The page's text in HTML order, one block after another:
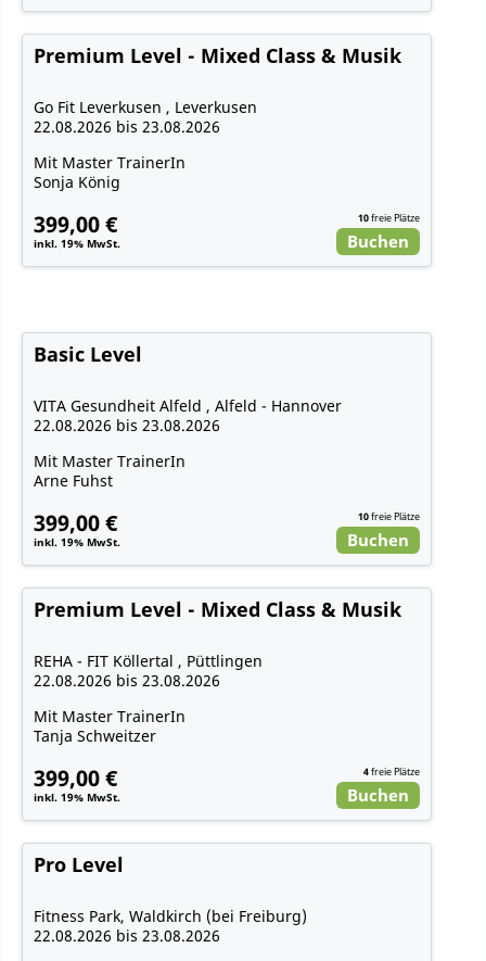
Premium Level - Mixed Class & Musik
Go Fit Leverkusen , Leverkusen
22.08.2026 bis 23.08.2026
Mit Master TrainerIn
Sonja König
399,00 €
inkl. 19% MwSt.
10freie Plätze
Buchen
Basic Level
VITA Gesundheit Alfeld , Alfeld - Hannover
22.08.2026 bis 23.08.2026
Mit Master TrainerIn
Arne Fuhst
399,00 €
inkl. 19% MwSt.
10freie Plätze
Buchen
Premium Level - Mixed Class & Musik
REHA - FIT Köllertal , Püttlingen
22.08.2026 bis 23.08.2026
Mit Master TrainerIn
Tanja Schweitzer
399,00 €
inkl. 19% MwSt.
4freie Plätze
Buchen
Pro Level
Fitness Park, Waldkirch (bei Freiburg)
22.08.2026 bis 23.08.2026